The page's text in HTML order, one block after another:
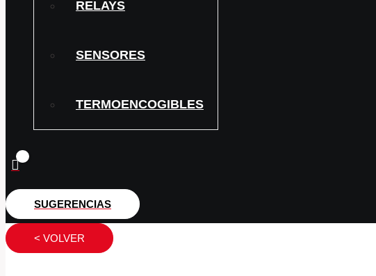
RELAYS
SENSORES
TERMOENCOGIBLES
SUGERENCIAS
< VOLVER